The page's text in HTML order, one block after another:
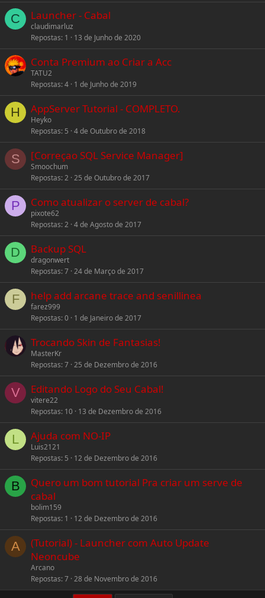
C Launcher - Cabal
claudimarluz
Repostas 1 13 de Junho de 2020
Conta Premium ao Criar a Acc
TATU2
Repostas 4 1 de Junho de 2019
H AppServer Tutorial - COMPLETO.
Heyko
Repostas 5 4 de Outubro de 2018
S [Correçao SQL Service Manager]
Smoochum
Repostas 2 25 de Outubro de 2017
P Como atualizar o server de cabal?
pixote62
Repostas 2 4 de Agosto de 2017
D Backup SQL
dragonwert
Repostas 7 24 de Março de 2017
F help add arcane trace and senillinea
farez999
Repostas 0 1 de Janeiro de 2017
Trocando Skin de Fantasias!
MasterKr
Repostas 7 25 de Dezembro de 2016
V Editando Logo do Seu Cabal!
vitere22
Repostas 10 13 de Dezembro de 2016
L Ajuda com NO-IP
Luis2121
Repostas 5 12 de Dezembro de 2016
B
Quero um bom tutorial Pra criar um serve de
cabal
bolim159
Repostas 1 12 de Dezembro de 2016
A
(Tutorial) - Launcher com Auto Update
Neoncube
Arcano
Repostas 7 28 de Novembro de 2016